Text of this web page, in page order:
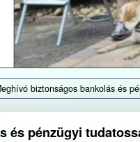
biztonságos bankolás és
és pénzügyi